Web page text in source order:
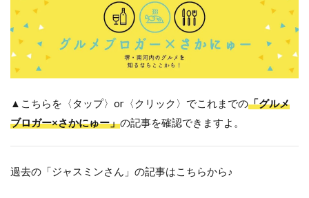
▲こちらを〈タップ〉or〈クリック〉でこれまでの「グルメ
ブロガー×さかにゅー」の記事を確認できますよ。
過去の「ジャスミンさん」の記事はこちらから♪